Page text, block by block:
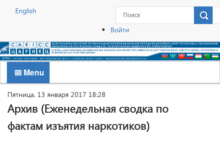
English
Войти
Menu
Пятница, 13 января 2017 18:28
Архив (Еженедельная сводка по
фактам изъятия наркотиков)